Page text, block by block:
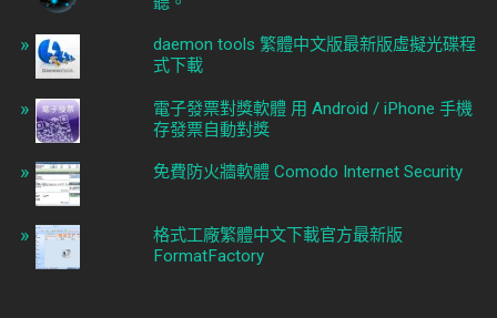
daemon tools 繁體中文版最新版虛擬光碟程
式下載
電子發票對獎軟體 用 Android / iPhone 手機
存發票自動對獎
免費防火牆軟體 Comodo Internet Security
格式工廠繁體中文下載官方最新版
FormatFactory